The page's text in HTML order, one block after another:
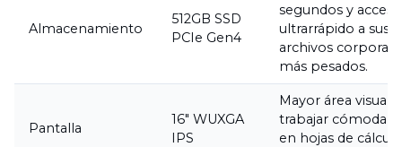
Almacenamiento
512GB SSD
PCIe Gen4
segundos y acceso
ultrarrápido a sus
archivos
más pesados.
Pantalla
16" WUXGA
IPS
Mayor área visual
trabajar
en hojas de